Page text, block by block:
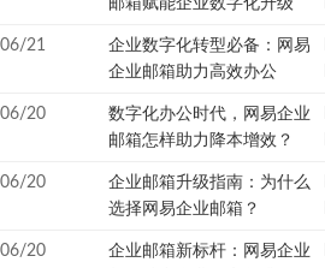
邮箱赋能企业数字化升级
06/21
企业数字化转型必备：网易
企业邮箱助力高效办公
06/20
数字化办公时代，网易企业
邮箱怎样助力降本增效？
06/20
企业邮箱升级指南：为什么
选择网易企业邮箱？
06/20
企业邮箱新标杆：网易企业